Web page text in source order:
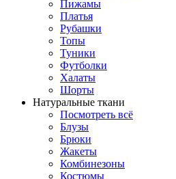
Пижамы
Платья
Рубашки
Топы
Туники
Футболки
Халаты
Шорты
Натуральные ткани
Посмотреть всё
Блузы
Брюки
Жакеты
Комбинезоны
Костюмы